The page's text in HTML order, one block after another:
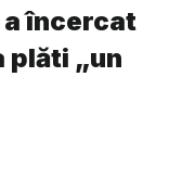
încercat
plăti „un